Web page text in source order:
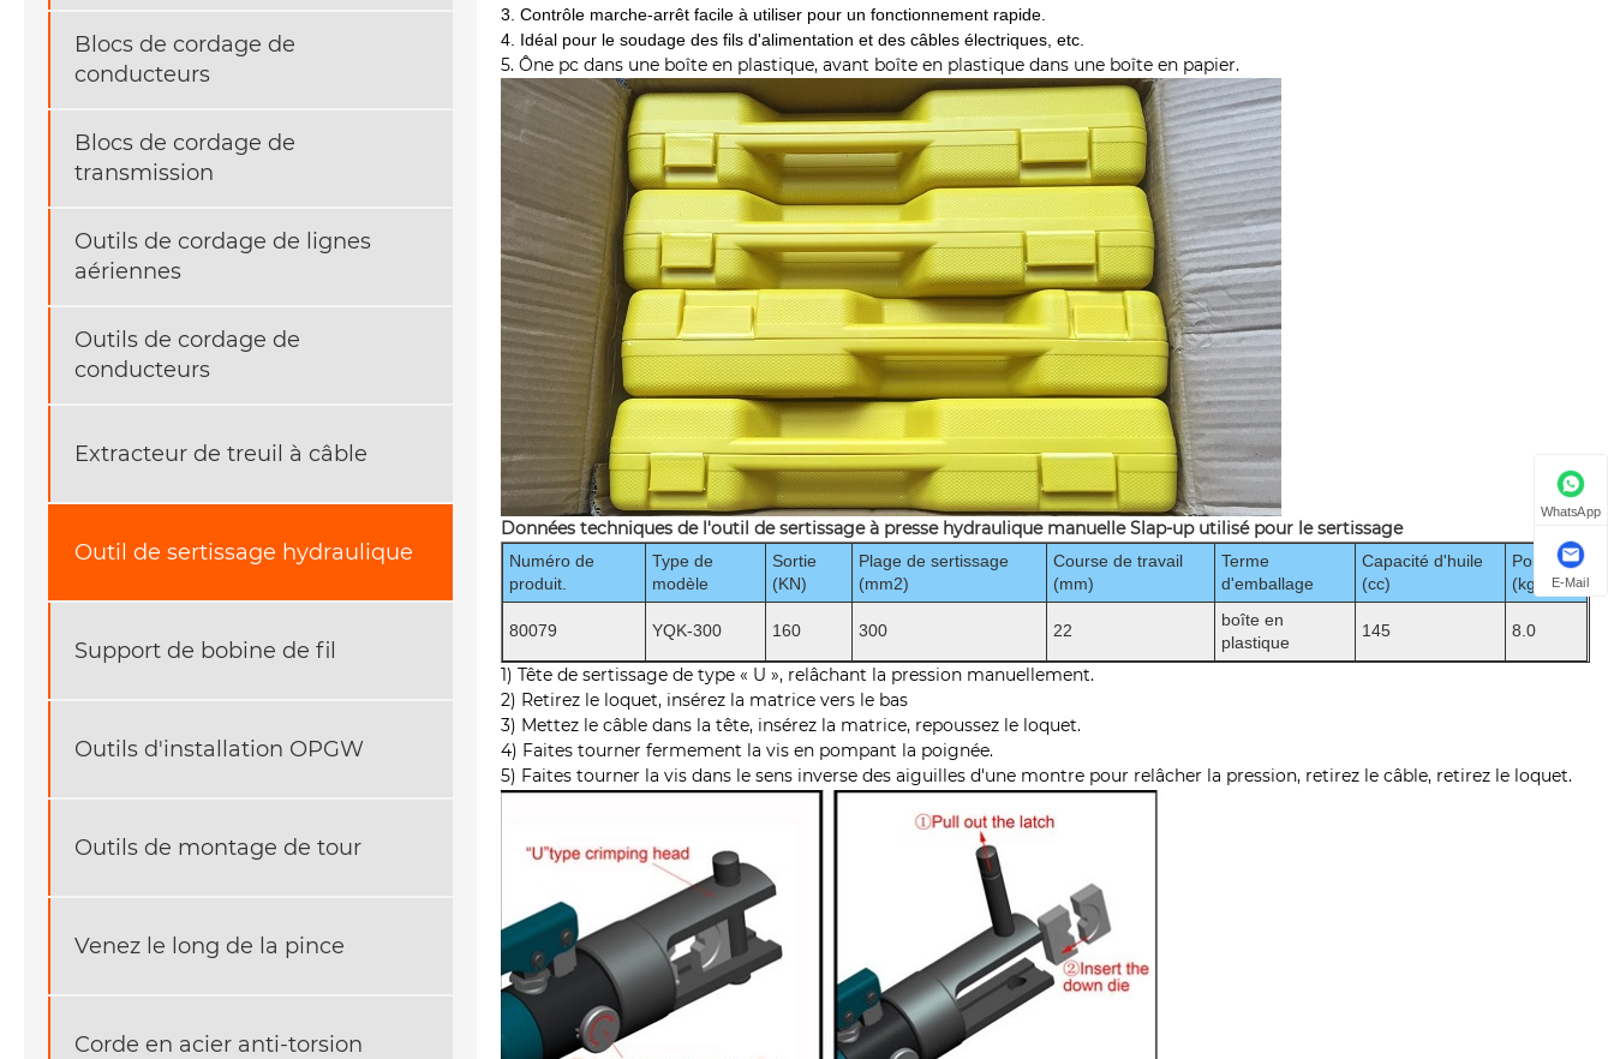
Blocs de cordage de
conducteurs
Blocs de cordage de
transmission
Outils de cordage de lignes
aériennes
Outils de cordage de
conducteurs
Extracteur de treuil à câble
Outil de sertissage hydraulique
Support de bobine de fil
Outils d'installation OPGW
Outils de montage de tour
Venez le long de la pince
Corde en acier anti-torsion
3. Contrôle marche-arrêt facile à utiliser pour un fonctionnement rapide.
4. Idéal pour le soudage des fils d'alimentation et des câbles électriques, etc.
5. Ône pc dans une boîte en plastique, avant boîte en plastique dans une boîte en papier.
Données techniques de l'outil de sertissage à presse hydraulique manuelle Slap-up utilisé pour le sertissage
Numéro de
produit.
Type de
modèle
Sortie
(KN)
Plage de sertissage
(mm2)
Course de travail
(mm)
Terme
d'emballage
Capacité d'huile
(cc)
Poids
(kg)
80079 YQK-300 160 300 22
boîte en
plastique
145 8.0
1) Tête de sertissage de type « U », relâchant la pression manuellement.
2) Retirez le loquet, insérez la matrice vers le bas
3) Mettez le câble dans la tête, insérez la matrice, repoussez le loquet.
4) Faites tourner fermement la vis en pompant la poignée.
5) Faites tourner la vis dans le sens inverse des aiguilles d'une montre pour relâcher la pression, retirez le câble, retirez le loquet.
WhatsApp
E-Mail